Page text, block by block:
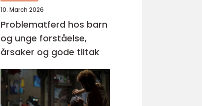
10. March 2026
Problematferd hos barn
og unge forståelse,
årsaker og gode tiltak